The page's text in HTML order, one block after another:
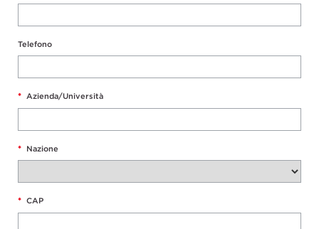
Telefono
* Azienda/Università
* Nazione
* CAP